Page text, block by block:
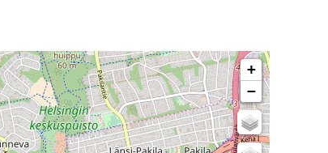
+
−